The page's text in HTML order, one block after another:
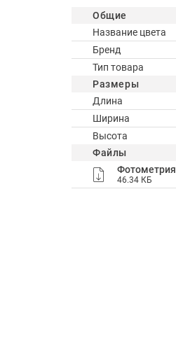
Общие
Название цвета
Бренд
Тип товара
Размеры
Длина
Ширина
Высота
Файлы
Фотометрия
46.34 КБ